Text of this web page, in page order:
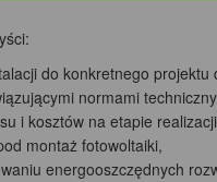
do konkretnego projektu
normami
i kosztów na etapie
montaż fotowoltaiki,
energooszczędnych